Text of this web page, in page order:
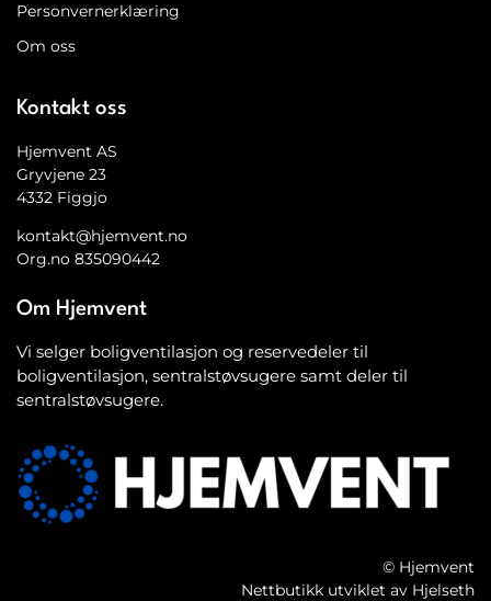
Personvernerklæring
Om oss
Kontakt oss
Hjemvent AS
Gryvjene 23
4332 Figgjo
kontakt@hjemvent.no
Org.no 835090442
Om Hjemvent
Vi selger boligventilasjon og reservedeler til
boligventilasjon, sentralstøvsugere samt deler til
sentralstøvsugere.
© Hjemvent
Nettbutikk utviklet av Hjelseth